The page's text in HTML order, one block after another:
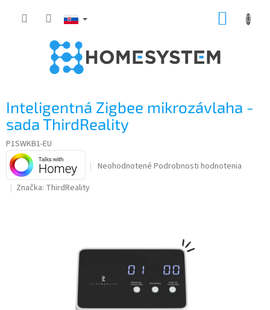
Inteligentná Zigbee mikrozávlaha -
sada ThirdReality
P1SWKB1-EU
Priemerné
hviezdičiek.
Neohodnotené Podrobnosti hodnotenia
Značka: ThirdReality